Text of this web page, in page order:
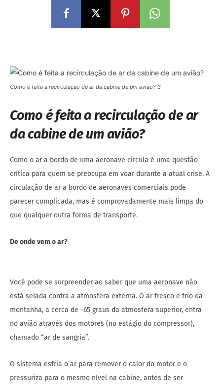
Como é feita a recirculação de ar da cabine de um avião? 3
Como é feita a recirculação de ar
da cabine de um avião?
Como o ar a bordo de uma aeronave circula é uma questão
crítica para quem se preocupa em voar durante a atual crise. A
circulação de ar a bordo de aeronaves comerciais pode
parecer complicada, mas é comprovadamente mais limpa do
que qualquer outra forma de transporte.
De onde vem o ar?
Você pode se surpreender ao saber que uma aeronave não
está selada contra a atmosfera externa. O ar fresco e frio da
montanha, a cerca de -65 graus da atmosfera superior, entra
no avião através dos motores (no estágio do compressor),
chamado “ar de sangria”.
O sistema esfria o ar para remover o calor do motor e o
pressuriza para o mesmo nível na cabine, antes de ser